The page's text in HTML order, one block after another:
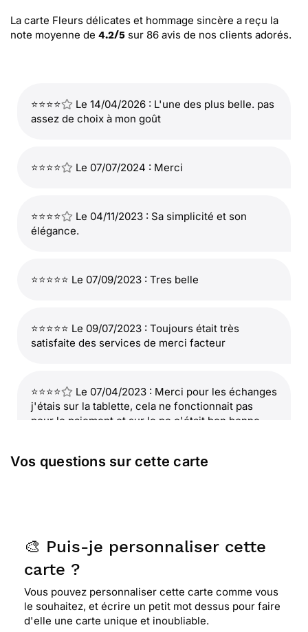
La carte Fleurs délicates et hommage sincère a reçu la
note moyenne de 4.2/5 sur 86 avis de nos clients adorés.
⭐⭐⭐⭐
Le 14/04/2026 : L'une des plus belle. pas
assez de choix à mon goût
⭐⭐⭐⭐ Le 07/07/2024 : Merci
⭐⭐⭐⭐
Le 04/11/2023 : Sa simplicité et son
élégance.
⭐⭐⭐⭐⭐ Le 07/09/2023 : Tres belle
⭐⭐⭐⭐⭐ Le 09/07/2023 : Toujours était très
satisfaite des services de merci facteur
⭐⭐⭐⭐
Le 07/04/2023 : Merci pour les échanges
j'étais sur la tablette, cela ne fonctionnait pas
pour le paiement et sur le pc c'était bon bonne
⭐⭐⭐⭐
Le 06/07/2022 : Rapide et facile a
realiser
⭐⭐⭐⭐
Le 31/05/2022 : Carte très anciennes
j'adore
Vos questions sur cette carte
🎨 Puis-je personnaliser cette
carte ?
Vous pouvez personnaliser cette carte comme vous
le souhaitez, et écrire un petit mot dessus pour faire
d'elle une carte unique et inoubliable.